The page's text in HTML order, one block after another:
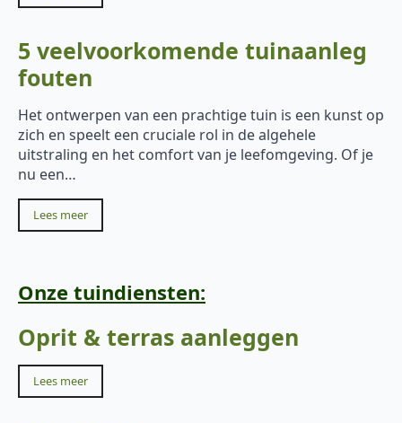
5 veelvoorkomende tuinaanleg
fouten
Het ontwerpen van een prachtige tuin is een kunst op
zich en speelt een cruciale rol in de algehele
uitstraling en het comfort van je leefomgeving. Of je
nu een…
Lees meer
Onze tuindiensten:
Oprit & terras aanleggen
Lees meer